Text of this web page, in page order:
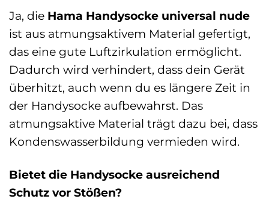
Ja, die Hama Handysocke universal nude
ist aus atmungsaktivem Material gefertigt,
das eine gute Luftzirkulation ermöglicht.
Dadurch wird verhindert, dass dein Gerät
überhitzt, auch wenn du es längere Zeit in
der Handysocke aufbewahrst. Das
atmungsaktive Material trägt dazu bei, dass
Kondenswasserbildung vermieden wird.
Bietet die Handysocke ausreichend
Schutz vor Stößen?